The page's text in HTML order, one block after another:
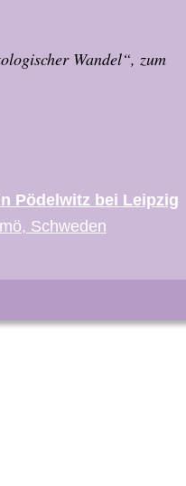
Wandel“, zum
Pödelwitz bei Leipzig
Schweden